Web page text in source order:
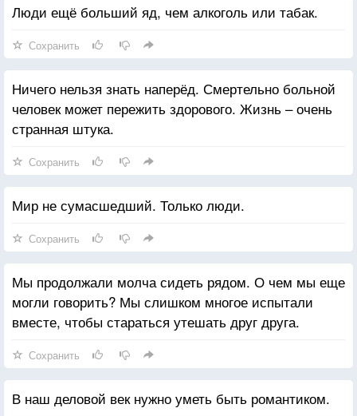
Люди ещё больший яд, чем алкоголь или табак.
Сохранить
Ничего нельзя знать наперёд. Смертельно больной
человек может пережить здорового. Жизнь – очень
странная штука.
Сохранить
Мир не сумасшедший. Только люди.
Сохранить
Мы продолжали молча сидеть рядом. О чем мы еще
могли говорить? Мы слишком многое испытали
вместе, чтобы стараться утешать друг друга.
Сохранить
В наш деловой век нужно уметь быть романтиком.